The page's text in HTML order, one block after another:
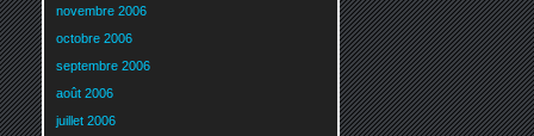
novembre 2006
octobre 2006
septembre 2006
août 2006
juillet 2006